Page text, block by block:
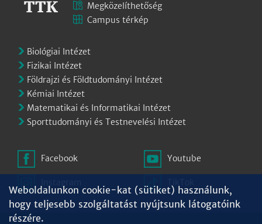
Megközelíthetőség
Campus térkép
Biológiai Intézet
Fizikai Intézet
Földrajzi és Földtudományi Intézet
Kémiai Intézet
Matematikai és Informatikai Intézet
Sporttudományi és Testnevelési Intézet
Facebook Youtube
Weboldalunkon cookie-kat (sütiket) használunk,
hogy teljesebb szolgáltatást nyújtsunk látogatóink
részére.